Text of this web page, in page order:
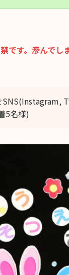
です。滲んでし
5名様)